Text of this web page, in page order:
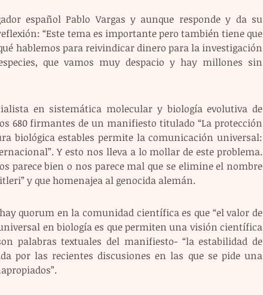
español Pablo Vargas y aunque responde y da su
“Este tema es importante pero también tiene que
hablemos para reivindicar dinero para la investigación
que vamos muy despacio y hay millones sin
en sistemática molecular y biología evolutiva de
680 firmantes de un manifiesto titulado “La protección
biológica estables permite la comunicación universal:
Y esto nos lleva a lo mollar de este problema.
parece bien o nos parece mal que se elimine el nombre
y que homenajea al genocida alemán.
quorum en la comunidad científica es que “el valor de
en biología es que permiten una visión científica
palabras textuales del manifiesto- “la estabilidad de
por las recientes discusiones en las que se pide una